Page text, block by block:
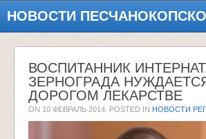
НОВОСТИ
ВОСПИТАННИК
ЗЕРНОГРАДА
ДОРОГОМ ЛЕКАРСТВЕ
ON 10 ФЕВРАЛЬ 2014 . POSTED IN НОВОСТИ